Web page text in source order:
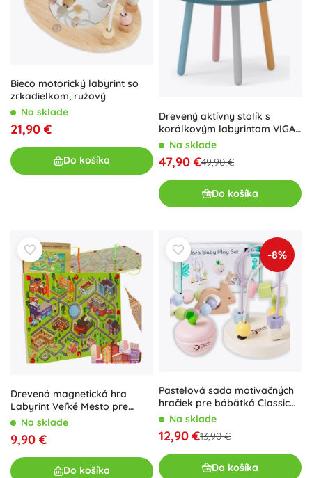
Bieco motorický labyrint so
zrkadielkom, ružový
Na sklade
21,90 €
Do košíka
Drevený aktívny stolík s
korálkovým labyrintom VIGA
POLARB
Na sklade
47,90 €49,90 €
Do košíka
Drevená magnetická hra
Labyrint Veľké Mesto pre
dvoch hráčov
Na sklade
9,90 €
Do košíka
-8%
Pastelová sada motivačných
hračiek pre bábätká Classic
World
Na sklade
12,90 €13,90 €
Do košíka